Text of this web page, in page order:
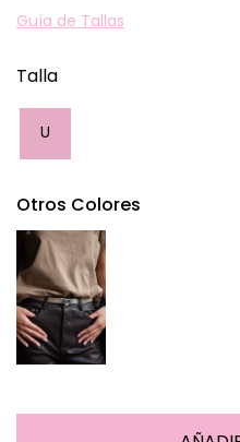
Guía de Tallas
Talla
U
Otros Colores